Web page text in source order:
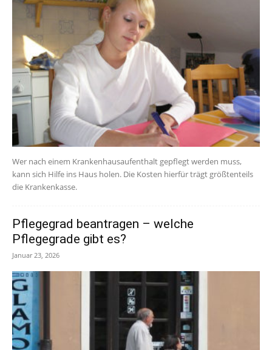
Wer nach einem Krankenhausaufenthalt gepflegt werden muss,
kann sich Hilfe ins Haus holen. Die Kosten hierfür trägt größtenteils
die Krankenkasse.
Pflegegrad beantragen – welche
Pflegegrade gibt es?
Januar 23, 2026